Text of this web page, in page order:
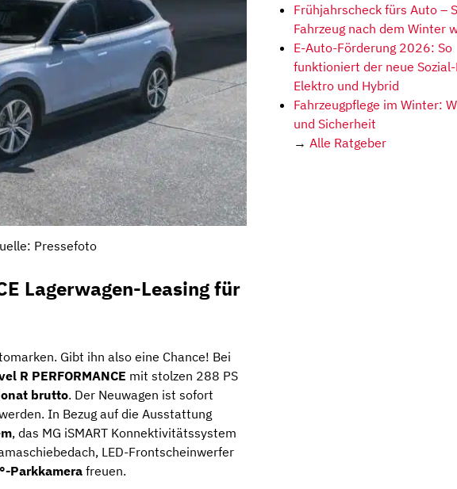
Pressefoto
Lagerwagen-Leasing für
Gibt ihn also eine Chance! Bei
R PERFORMANCE mit stolzen 288 PS
brutto. Der Neuwagen ist sofort
In Bezug auf die Ausstattung
, das MG iSMART Konnektivitätssystem
LED-Frontscheinwerfer
Parkkamerafreuen.
Frühjahrscheck fürs Auto –
Fahrzeug nach dem Winter
E-Auto-Förderung 2026: So
funktioniert der neue
Elektro und Hybrid
Fahrzeugpflege im Winter:
und Sicherheit
→ Alle Ratgeber